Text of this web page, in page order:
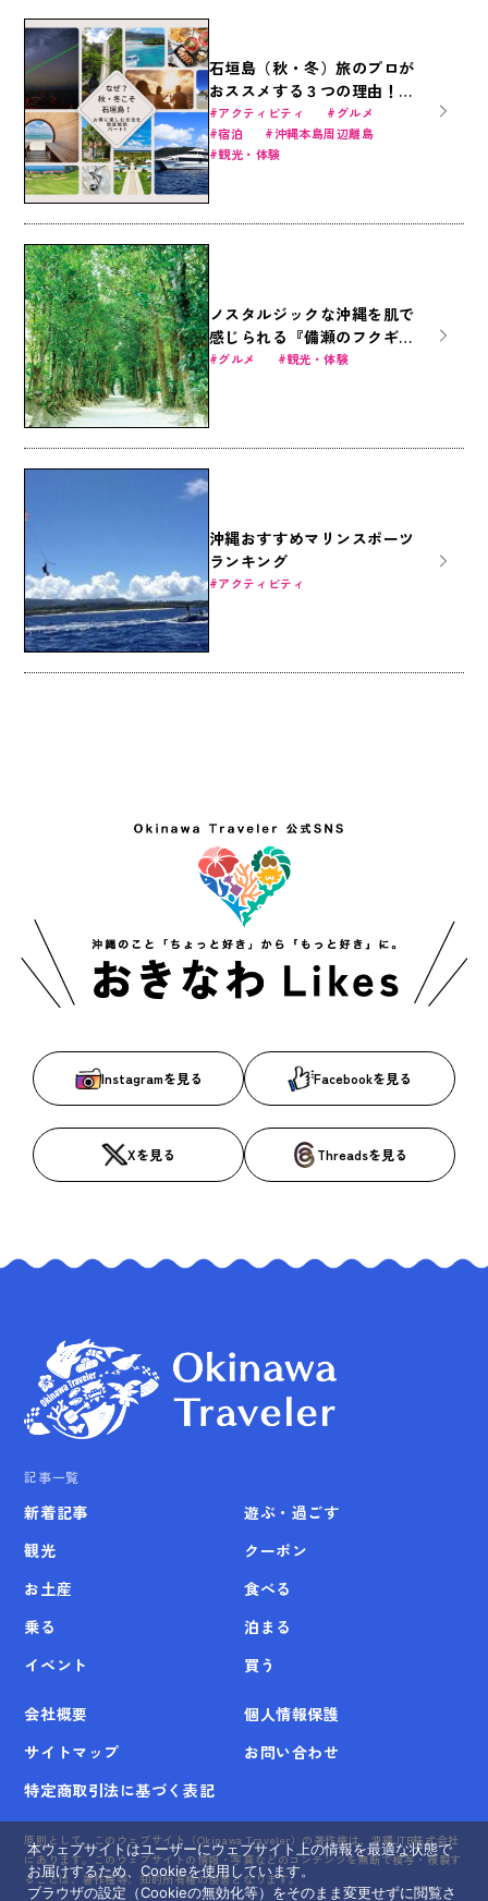
石垣島（秋・冬）旅のプロが
おススメする３つの理由！
（1/4）～厳選の観光施設
編・体験アクティビティ編・
食事、お土産編を紹介～
アクティビティ
グルメ
宿泊
沖縄本島周辺離島
観光・体験
ノスタルジックな沖縄を肌で
感じられる『備瀬のフクギ並
木の楽しみ方』
グルメ 観光・体験
沖縄おすすめマリンスポーツ
ランキング
アクティビティ
Instagramを見る Facebookを見る
Xを見る Threadsを見る
記事一覧
新着記事
観光
お土産
乗る
イベント
遊ぶ・過ごす
クーポン
食べる
泊まる
買う
会社概要
個人情報保護
サイトマップ
お問い合わせ
特定商取引法に基づく表記
原則として、このウェブサイト（Okinawa Traveler）の著作権は、沖縄JTB株式会社
にあります。このウェブサイトの情報・写真などのコンテンツを無断で模写・複製す
ることは、著作権等、知的所有権の侵害となります。
本ウェブサイトはユーザーにウェブサイト上の情報を最適な状態で
お届けするため、Cookieを使用しています。
ブラウザの設定（Cookieの無効化等）をそのまま変更せずに閲覧さ